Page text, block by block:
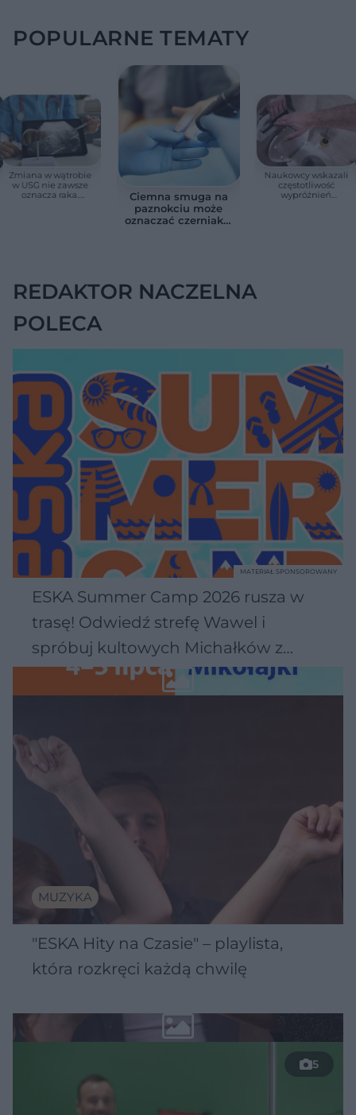
POPULARNE TEMATY
Zmiana w wątrobie
w USG nie zawsze
oznacza raka.
Ciemna smuga na
paznokciu może
oznaczać czerniaka.
Naukowcy wskazali
częstotliwość
wypróżnień
REDAKTOR NACZELNA
POLECA
ESKA Summer Camp 2026 rusza w
trasę! Odwiedź strefę Wawel i
spróbuj kultowych Michałków z
Wawelu
MATERIAŁ SPONSOROWANY
MUZYKA
"ESKA Hity na Czasie" – playlista,
która rozkręci każdą chwilę
5